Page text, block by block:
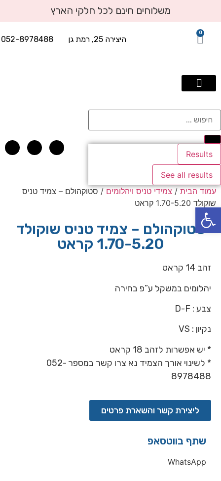
משלוחים חינם לכל חלקי הארץ
0
היצירה 25, רמת גן 052-8978488
Results
See all results
עמוד הבית / צמידי טניס ויהלומים / סטוקהולם – צמיד טניס
שוקולד 1.70-5.20 קראט
סטוקהולם – צמיד טניס שוקולד
1.70-5.20 קראט
זהב 14 קראט
יהלומים במשקל ע”פ בחירה
צבע : D-F
נקיון : VS
* יש אפשרות לזהב 18 קראט
* לשינוי אורך הצמיד נא צרו קשר במספר 052-
8978488
ליצירת קשר והשארת פרטים
שתף בווטסאפ
WhatsApp
פתח סרגל נגישות